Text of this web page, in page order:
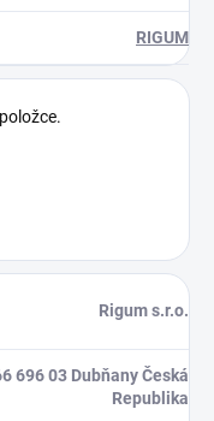
RIGUM
Rigum s.r.o.
696 03 Dubňany Česká
Republika